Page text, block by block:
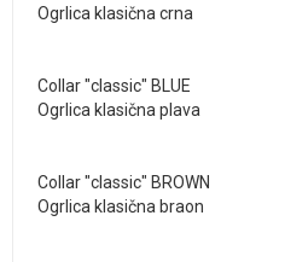
Ogrlica klasična crna
Collar "classic" BLUE
Ogrlica klasična plava
Collar "classic" BROWN
Ogrlica klasična braon